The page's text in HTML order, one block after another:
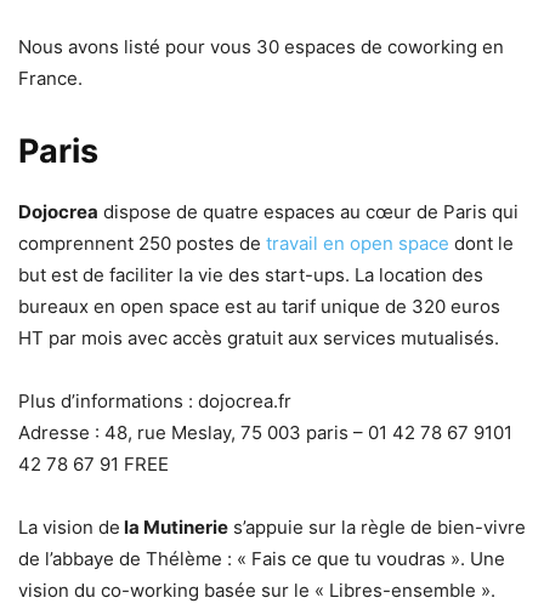
Nous avons listé pour vous 30 espaces de coworking en
France.
Paris
Dojocrea dispose de quatre espaces au cœur de Paris qui
comprennent 250 postes de travail en open space dont le
but est de faciliter la vie des start-ups. La location des
bureaux en open space est au tarif unique de 320 euros
HT par mois avec accès gratuit aux services mutualisés.
Plus d’informations : dojocrea.fr
Adresse : 48, rue Meslay, 75 003 paris – 01 42 78 67 9101
42 78 67 91 FREE
La vision de la Mutinerie s’appuie sur la règle de bien-vivre
de l’abbaye de Thélème : « Fais ce que tu voudras ». Une
vision du co-working basée sur le « Libres-ensemble ».